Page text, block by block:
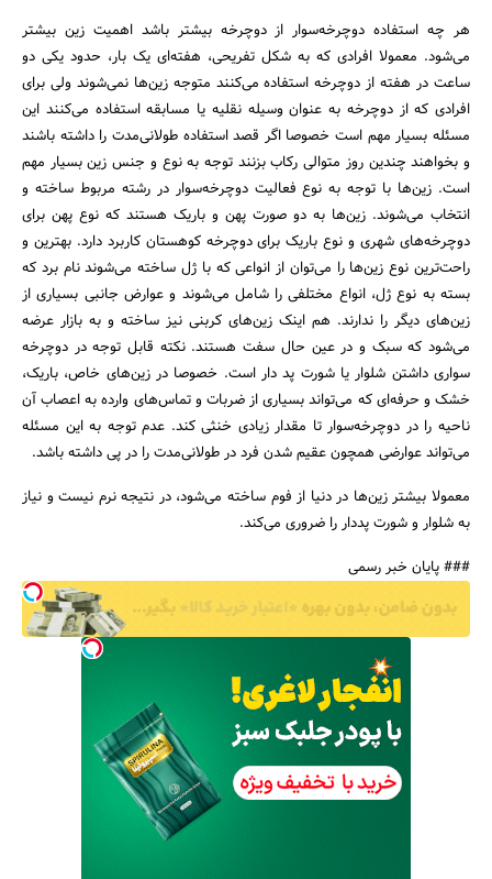
هر چه استفاده دوچرخه‌سوار از دوچرخه بیشتر باشد اهمیت زین بیشتر
می‌شود. معمولا افرادی که به شکل تفریحی، هفته‌ای یک بار، حدود یکی دو
ساعت در هفته از دوچرخه استفاده می‌کنند متوجه زین‌ها نمی‌شوند ولی برای
افرادی که از دوچرخه به عنوان وسیله نقلیه یا مسابقه استفاده می‌کنند این
مسئله بسیار مهم است خصوصا اگر قصد استفاده طولانی‌مدت را داشته باشند
و بخواهند چندین روز متوالی رکاب بزنند توجه به نوع و جنس زین بسیار مهم
است. زین‌ها با توجه به نوع فعالیت دوچرخه‌سوار در رشته مربوط ساخته و
انتخاب می‌شوند. زین‌ها به دو صورت پهن و باریک هستند که نوع پهن برای
دوچرخه‌های شهری و نوع باریک برای دوچرخه کوهستان کاربرد دارد. بهترین و
راحت‌ترین نوع زین‌ها را می‌توان از انواعی که با ژل ساخته می‌شوند نام برد که
بسته به نوع ژل، انواع مختلفی را شامل می‌شوند و عوارض جانبی بسیاری از
زین‌‌های دیگر را ندارند. هم اینک زین‌های کربنی نیز ساخته و به بازار عرضه
می‌شود که سبک و در عین حال سفت هستند. نکته قابل توجه در دوچرخه
سواری داشتن شلوار یا شورت پد دار است. خصوصا در زین‌های خاص، باریک،
خشک و حرفه‌ای که می‌تواند بسیاری از ضربات و تماس‌های وارده به اعصاب آن
ناحیه را در دوچرخه‌سوار تا مقدار زیادی خنثی کند. عدم توجه به این مسئله
می‌‌تواند عوارضی همچون عقیم شدن فرد در طولانی‌‌مدت را در پی داشته باشد.
معمولا بیشتر زین‌ها در دنیا از فوم ساخته می‌شود، در نتیجه نرم نیست و نیاز
به شلوار و شورت پددار را ضروری می‌کند.
### پایان خبر رسمی